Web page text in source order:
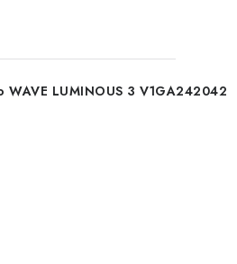
LUMINOUS 3 V1GA242042